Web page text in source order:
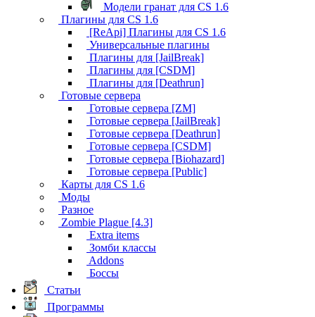
Модели гранат для CS 1.6
Плагины для CS 1.6
[ReApi] Плагины для CS 1.6
Универсальные плагины
Плагины для [JailBreak]
Плагины для [CSDM]
Плагины для [Deathrun]
Готовые сервера
Готовые сервера [ZM]
Готовые сервера [JailBreak]
Готовые сервера [Deathrun]
Готовые сервера [CSDM]
Готовые сервера [Biohazard]
Готовые сервера [Public]
Карты для CS 1.6
Моды
Разное
Zombie Plague [4.3]
Extra items
Зомби классы
Addons
Боссы
Статьи
Программы